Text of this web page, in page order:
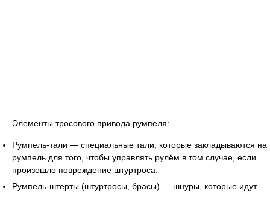
Элементы тросового привода румпеля:
Румпель-тали — специальные тали, которые закладываются на
румпель для того, чтобы управлять рулём в том случае, если
произошло повреждение штуртроса.
Румпель-штерты (штуртросы, брасы) — шнуры, которые идут